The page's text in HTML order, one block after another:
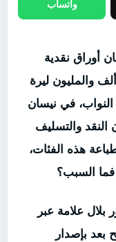
واتساب
أوراق نقدية
جديدة بالليرة اللبنانية لاسيما الـ 500 ألف والمليون ليرة
في نيسان
النقد والتسليف
هذه الفئات،
فما السبب؟
بلال علامة عبر
بعد بإصدار